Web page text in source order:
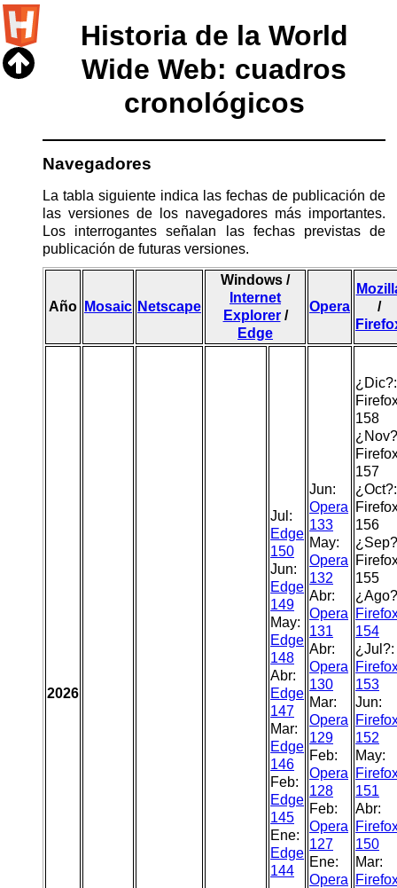
Historia de la World
Wide Web: cuadros
cronológicos
Navegadores
La tabla siguiente indica las fechas de publicación de
las versiones de los navegadores más importantes.
Los interrogantes señalan las fechas previstas de
publicación de futuras versiones.
Año Mosaic Netscape
Windows /
Internet
Explorer/
Edge
Opera
/
2026
Jul:
Edge
150
Jun:
Edge
149
May:
Edge
148
Abr:
Edge
147
Mar:
Edge
146
Feb:
Edge
145
Ene:
Edge
144
Jun:
Opera
133
May:
Opera
132
Abr:
Opera
131
Abr:
Opera
130
Mar:
Opera
129
Feb:
Opera
128
Feb:
Opera
127
Ene:
Opera
¿Dic?:
158
157
¿Oct?:
156
155
154
¿Jul?:
153
Jun:
152
May:
151
Abr:
150
Mar: